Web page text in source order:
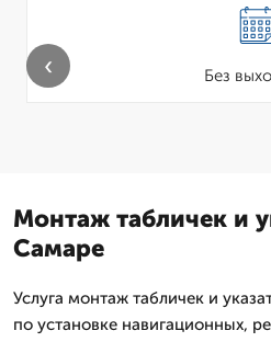
Без
‹
Монтаж табличек и
Самаре
Услуга монтаж табличек и
по установке навигационных,